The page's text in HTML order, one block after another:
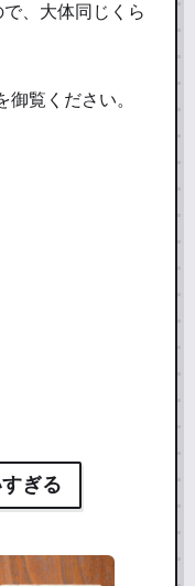
で、大体同じくら
覧ください。
ム機とは？の
て確かめた正
すめポイント
ぎる